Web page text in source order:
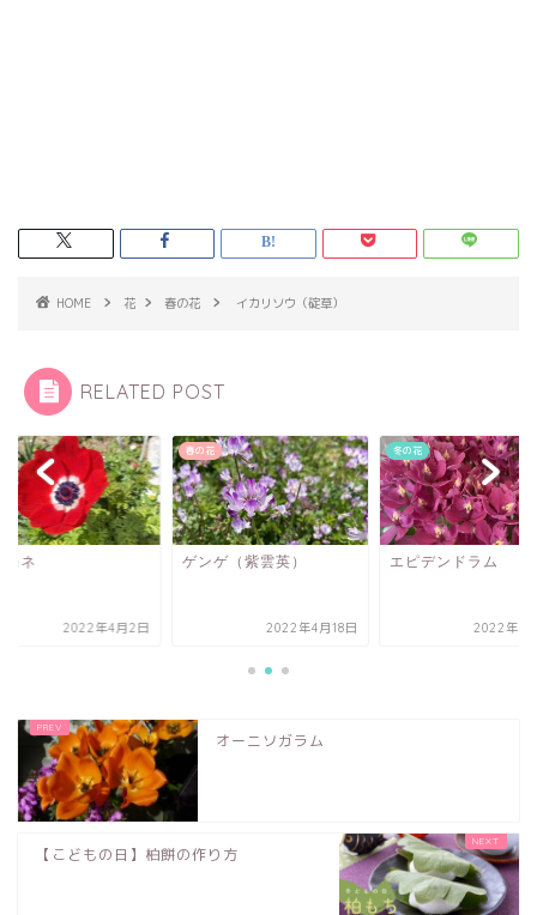
HOME 花 春の花 イカリソウ（碇草）
RELATED POST
モネ
2022年4月2日
春の花
ゲンゲ（紫雲英）
2022年4月18日
冬の花
エピデンドラム
2022年6
オーニソガラム
【こどもの日】柏餅の作り方